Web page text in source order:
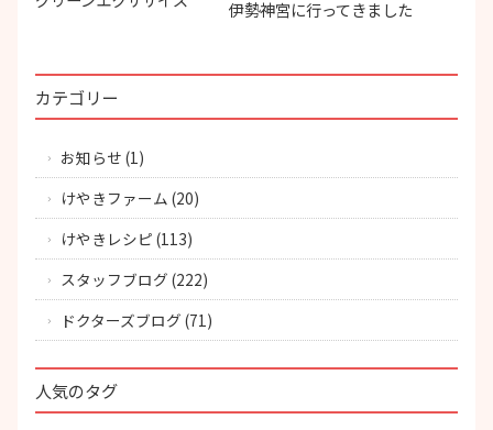
伊勢神宮に行ってきました
カテゴリー
お知らせ (1)
けやきファーム (20)
けやきレシピ (113)
スタッフブログ (222)
ドクターズブログ (71)
人気のタグ